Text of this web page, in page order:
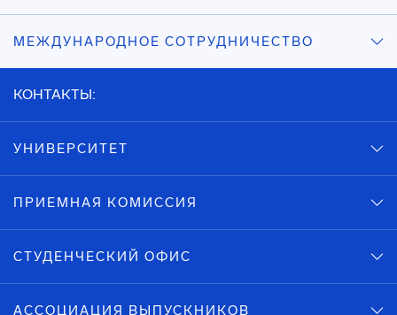
МЕЖДУНАРОДНОЕ СОТРУДНИЧЕСТВО
КОНТАКТЫ:
УНИВЕРСИТЕТ
ПРИЕМНАЯ КОМИССИЯ
СТУДЕНЧЕСКИЙ ОФИС
АССОЦИАЦИЯ ВЫПУСКНИКОВ